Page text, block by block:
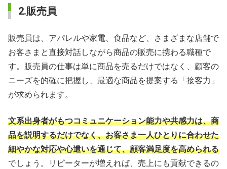
2.販売員
販売員は、アパレルや家電、食品など、さまざまな店舗で
お客さまと直接対話しながら商品の販売に携わる職種で
す。販売員の仕事は単に商品を売るだけではなく、顧客の
ニーズを的確に把握し、最適な商品を提案する「接客力」
が求められます。
文系出身者がもつコミュニケーション能力や共感力は、商
品を説明するだけでなく、お客さま一人ひとりに合わせた
細やかな対応や心遣いを通じて、顧客満足度を高められる
でしょう。リピーターが増えれば、売上にも貢献できるの